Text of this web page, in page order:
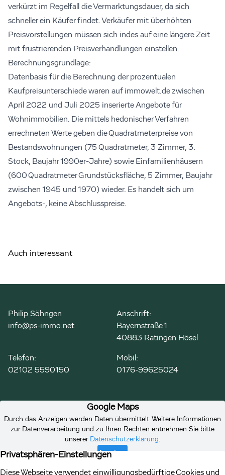
verkürzt im Regelfall die Vermarktungsdauer, da sich
schneller ein Käufer findet. Verkäufer mit überhöhten
Preisvorstellungen müssen sich indes auf eine längere Zeit
mit frustrierenden Preisverhandlungen einstellen.
Berechnungsgrundlage:
Datenbasis für die Berechnung der prozentualen
Kaufpreisunterschiede waren auf immowelt.de zwischen
April 2022 und Juli 2025 inserierte Angebote für
Wohnimmobilien. Die mittels hedonischer Verfahren
errechneten Werte geben die Quadratmeterpreise von
Bestandswohnungen (75 Quadratmeter, 3 Zimmer, 3.
Stock, Baujahr 1990er-Jahre) sowie Einfamilienhäusern
(600 Quadratmeter Grundstücksfläche, 5 Zimmer, Baujahr
zwischen 1945 und 1970) wieder. Es handelt sich um
Angebots-, keine Abschlusspreise.
Auch interessant
Philip Söhngen
info@ps-immo.net
Anschrift:
Bayernstraße 1
40883 Ratingen Hösel
Telefon:
02102 5590150
Mobil:
0176-99625024